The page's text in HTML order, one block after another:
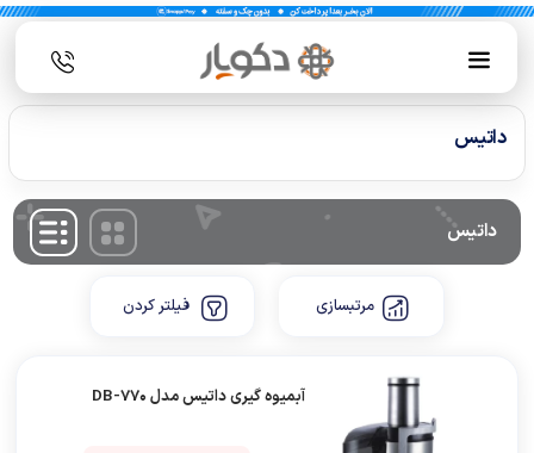
داتیس
داتیس
مرتبسازی فیلتر کردن
آبمیوه گیری داتیس مدل DB-770